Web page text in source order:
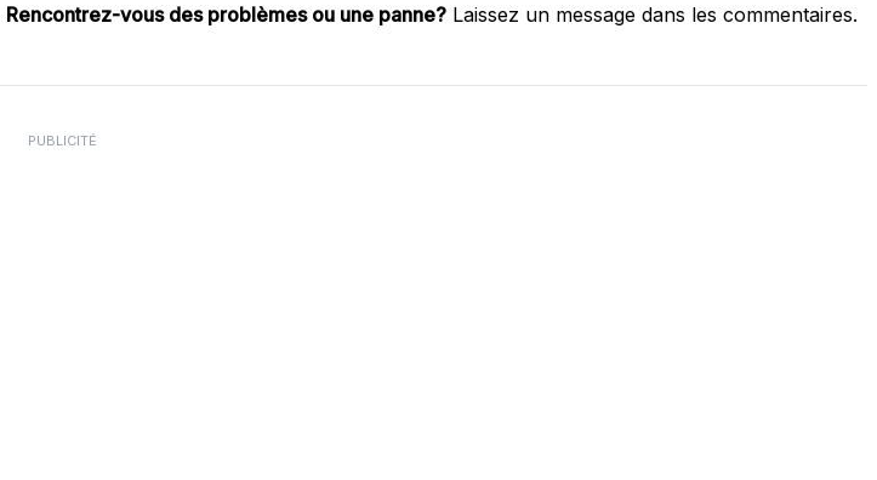
Rencontrez-vous des problèmes ou une panne? Laissez un message dans les commentaires.
PUBLICITÉ